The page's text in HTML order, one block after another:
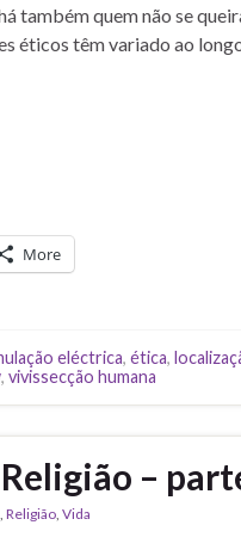
também quem não se
éticos têm variado ao
More
eléctrica, ética,
, vivissecção humana
–
, Religião, Vida